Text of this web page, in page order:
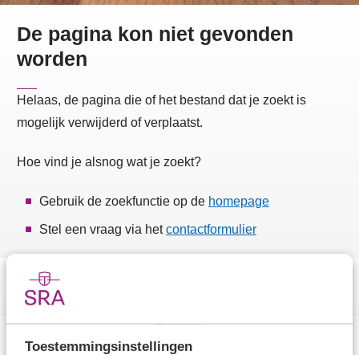
Toestemmingsinstellingen
De pagina kon niet gevonden
worden
Helaas, de pagina die of het bestand dat je zoekt is
mogelijk verwijderd of verplaatst.
Hoe vind je alsnog wat je zoekt?
Gebruik de zoekfunctie op de homepage
Stel een vraag via hetcontactformulier